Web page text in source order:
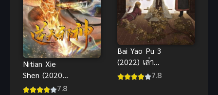
Nitian Xie
Shen (2020)
อสูรพลิกฟ้า7.8
Bai Yao Pu 3
(2022) เล่า
ขานตำนาน7.8